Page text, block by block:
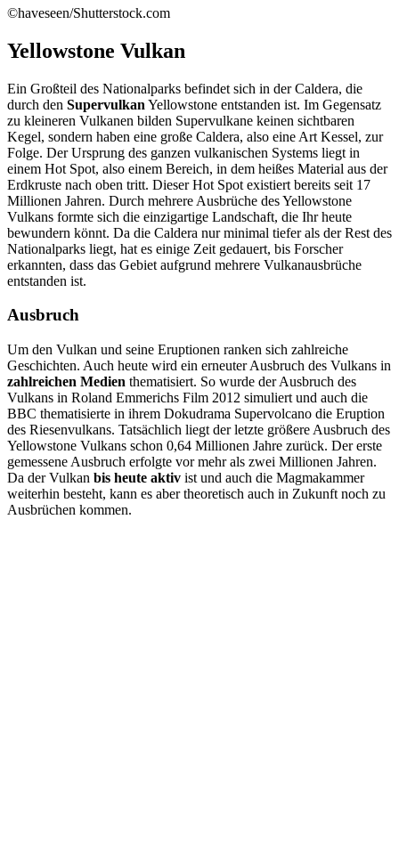
©haveseen/Shutterstock.com
Yellowstone Vulkan
Ein Großteil des Nationalparks befindet sich in der Caldera, die
durch den Supervulkan Yellowstone entstanden ist. Im Gegensatz
zu kleineren Vulkanen bilden Supervulkane keinen sichtbaren
Kegel, sondern haben eine große Caldera, also eine Art Kessel, zur
Folge. Der Ursprung des ganzen vulkanischen Systems liegt in
einem Hot Spot, also einem Bereich, in dem heißes Material aus der
Erdkruste nach oben tritt. Dieser Hot Spot existiert bereits seit 17
Millionen Jahren. Durch mehrere Ausbrüche des Yellowstone
Vulkans formte sich die einzigartige Landschaft, die Ihr heute
bewundern könnt. Da die Caldera nur minimal tiefer als der Rest des
Nationalparks liegt, hat es einige Zeit gedauert, bis Forscher
erkannten, dass das Gebiet aufgrund mehrere Vulkanausbrüche
entstanden ist.
Ausbruch
Um den Vulkan und seine Eruptionen ranken sich zahlreiche
Geschichten. Auch heute wird ein erneuter Ausbruch des Vulkans in
zahlreichen Medien thematisiert. So wurde der Ausbruch des
Vulkans in Roland Emmerichs Film 2012 simuliert und auch die
BBC thematisierte in ihrem Dokudrama Supervolcano die Eruption
des Riesenvulkans. Tatsächlich liegt der letzte größere Ausbruch des
Yellowstone Vulkans schon 0,64 Millionen Jahre zurück. Der erste
gemessene Ausbruch erfolgte vor mehr als zwei Millionen Jahren.
Da der Vulkan bis heute aktiv ist und auch die Magmakammer
weiterhin besteht, kann es aber theoretisch auch in Zukunft noch zu
Ausbrüchen kommen.